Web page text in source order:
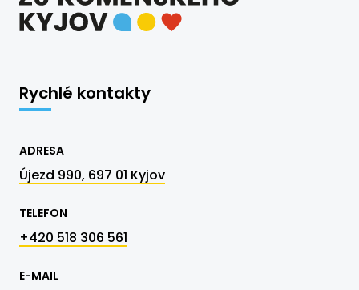
Rychlé kontakty
ADRESA
Újezd 990, 697 01 Kyjov
TELEFON
+420 518 306 561
E-MAIL